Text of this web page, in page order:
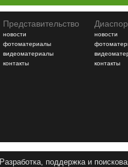
Представительство
новости
фотоматериалы
видеоматериалы
контакты
новости
контакты
Разработка, поддержка и